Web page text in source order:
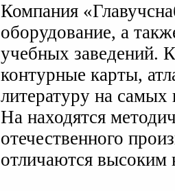
Компания
оборудование, а
учебных заведений.
контурные карты,
литературу на
На находятся
отечественного
отличаются высоким